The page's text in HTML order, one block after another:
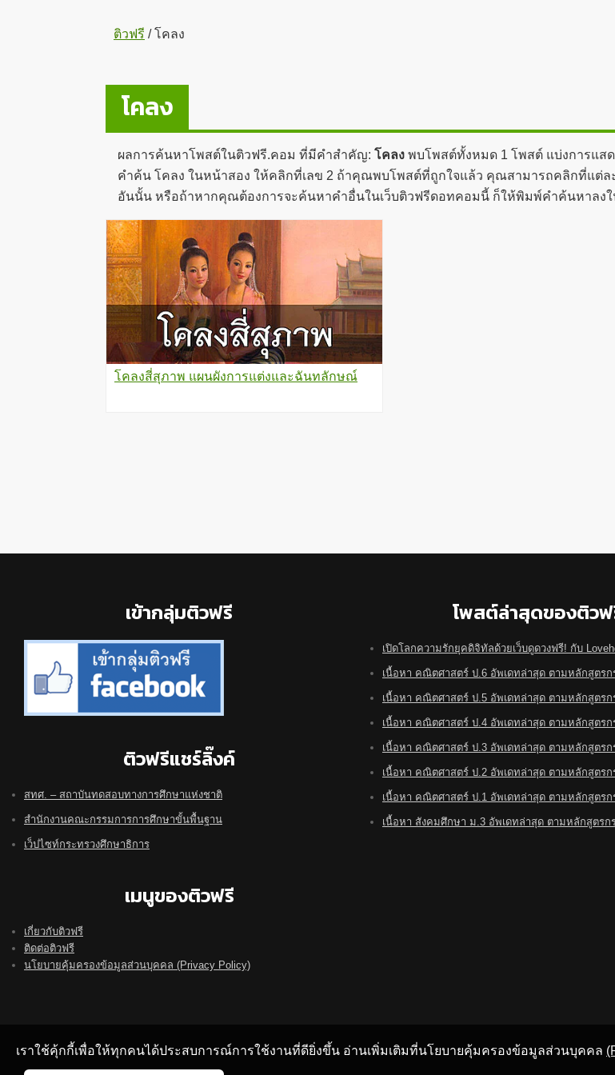
ติวฟรี /โคลง
โคลง
ผลการค้นหาโพสต์ในติวฟรี.คอม ที่มีคำสำคัญ: โคลง พบโพสต์ทั้งหมด 1 โพสต์ แบ่งการแส
คำค้น โคลง ในหน้าสอง ให้คลิกที่เลข 2 ถ้าคุณพบโพสต์ที่ถูกใจแล้ว คุณสามารถคลิกที่แต่
อันนั้น หรือถ้าหากคุณต้องการจะค้นหาคำอื่นในเว็บติวฟรีดอทคอมนี้ ก็ให้พิมพ์คำค้นหาลงใ
โคลงสี่สุภาพ แผนผังการแต่งและฉันทลักษณ์
เข้ากลุ่มติวฟรี
ติวฟรีแชร์ลิ๊งค์
สทศ. – สถาบันทดสอบทางการศึกษาแห่งชาติ
สำนักงานคณะกรรมการการศึกษาขั้นพื้นฐาน
เว็ปไซท์กระทรวงศึกษาธิการ
เมนูของติวฟรี
เกี่ยวกับติวฟรี
ติดต่อติวฟรี
นโยบายคุ้มครองข้อมูลส่วนบุคคล (Privacy Policy)
โพสต์ล่าสุดของติว
เปิดโลกความรักยุคดิจิทัลด้วยเว็บดูดวงฟรี! กับ
เนื้อหา คณิตศาสตร์ ป.6 อัพเดทล่าสุด ตามหลักสูตรก
เนื้อหา คณิตศาสตร์ ป.5 อัพเดทล่าสุด ตามหลักสูตรก
เนื้อหา คณิตศาสตร์ ป.4 อัพเดทล่าสุด ตามหลักสูตรก
เนื้อหา คณิตศาสตร์ ป.3 อัพเดทล่าสุด ตามหลักสูตรก
เนื้อหา คณิตศาสตร์ ป.2 อัพเดทล่าสุด ตามหลักสูตรก
เนื้อหา คณิตศาสตร์ ป.1 อัพเดทล่าสุด ตามหลักสูตรก
เนื้อหา สังคมศึกษา ม.3 อัพเดทล่าสุด ตามหลักสูตรก
เราใช้คุ้กกี้เพื่อให้ทุกคนได้ประสบการณ์การใช้งานที่ดียิ่งขึ้น อ่านเพิ่มเติมที่นโยบายคุ้มครองข้อมูลส่วนบุคคล